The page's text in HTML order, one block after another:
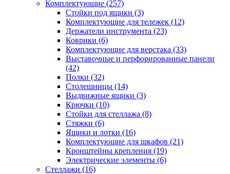
Комплектующие (257)
Стойки под ящики (3)
Комплектующие для тележек (12)
Держатели инструмента (23)
Коврики (6)
Комплектующие для верстака (33)
Выставочные и перфорированные панели
(42)
Полки (32)
Столешницы (14)
Выдвижные ящики (3)
Крючки (10)
Стойки для стеллажа (8)
Стяжки (6)
Ящики и лотки (16)
Комплектующие для шкафов (21)
Кронштейны крепления (19)
Электрические элементы (6)
Стеллажи (16)